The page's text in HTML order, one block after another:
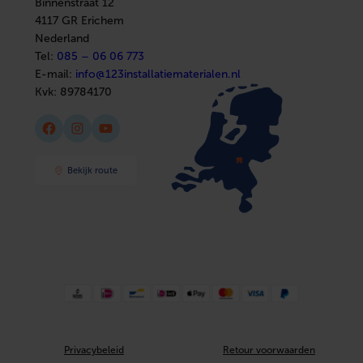
Sanitair
Afbouwmaterialen
Binnenstraat 12
4117 GR Erichem
Nederland
Tel: 085 – 06 06 773
E-mail: info@123installatiematerialen.nl
Kvk: 89784170
Facebook Instagram YouTube
Bekijk route
Privacybeleid Retour voorwaarden